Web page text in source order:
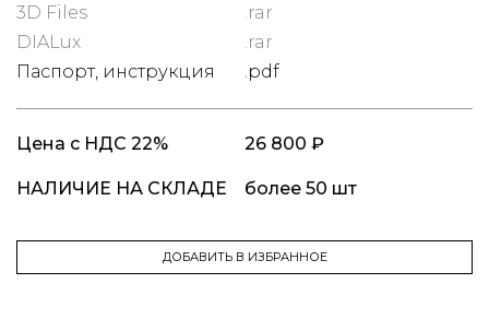
3D Files
.rar
DIALux
.rar
Паспорт, инструкция
.pdf
Цена с НДС 22% 26 800 ₽
НАЛИЧИЕ НА СКЛАДЕ более 50 шт
ДОБАВИТЬ В ИЗБРАННОЕ